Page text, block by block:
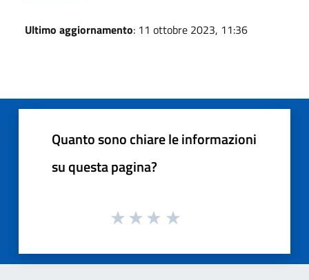
Ultimo aggiornamento: 11 ottobre 2023, 11:36
Quanto sono chiare le informazioni
su questa pagina?